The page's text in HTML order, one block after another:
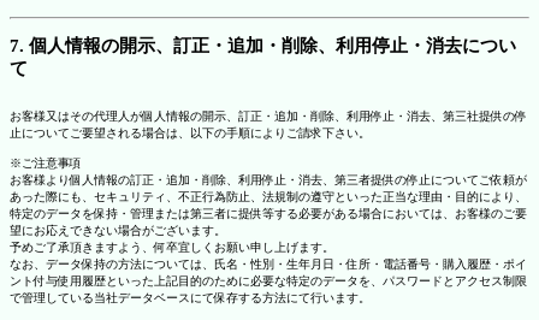
7. 個人情報の開示、訂正・追加・削除、利用停止・消去につい
て
お客様又はその代理人が個人情報の開示、訂正・追加・削除、利用停止・消去、第三社提供の停
止についてご要望される場合は、以下の手順によりご請求下さい。
※ご注意事項
お客様より個人情報の訂正・追加・削除、利用停止・消去、第三者提供の停止についてご依頼が
あった際にも、セキュリティ、不正行為防止、法規制の遵守といった正当な理由・目的により、
特定のデータを保持・管理または第三者に提供等する必要がある場合においては、お客様のご要
望にお応えできない場合がございます。
予めご了承頂きますよう、何卒宜しくお願い申し上げます。
なお、データ保持の方法については、氏名・性別・生年月日・住所・電話番号・購入履歴・ポイ
ント付与使用履歴といった上記目的のために必要な特定のデータを、パスワードとアクセス制限
で管理している当社データベースにて保存する方法にて行います。